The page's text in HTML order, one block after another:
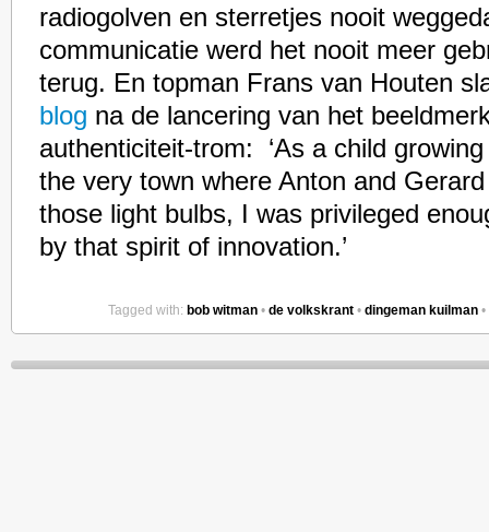
radiogolven en sterretjes nooit
communicatie werd het nooit meer
terug. En topman Frans van Houten
blog na de lancering van het
authenticiteit-trom: ‘As a child
the very town where Anton and
those light bulbs, I was privileged
by that spirit of innovation.’
Tagged with: bob witman • de volkskrant • dingeman kuilman •